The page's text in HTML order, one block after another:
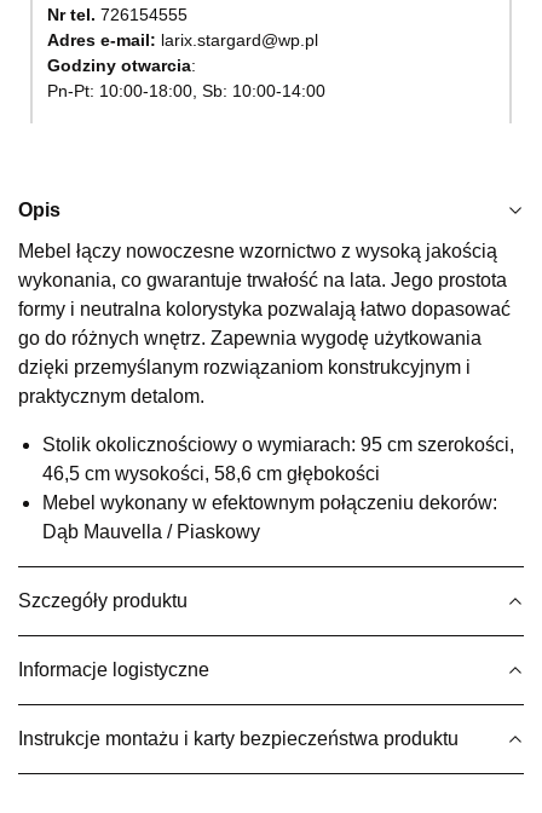
Nr tel. 726154555
Adres e-mail: larix.stargard@wp.pl
Godziny otwarcia
Pn-Pt: 10:00-18:00, Sb: 10:00-14:00
SALON MEBLOWY KUBUŚ
Salon meblowy
UL.RZEMIEŚLNICZA 6
66-470 KOSTRZYN NAD ODRĄ
Nr tel.507103199
Godziny otwarcia
Wybierz
SALON MEBLOWY M JAK MEBLE
UL.BASZTOWA 3
76-100 SŁAWNO
Nr tel.502668736
Adres e-mail:pph.catrin@wp.pl
Opis
Mebel łączy nowoczesne wzornictwo z wysoką jakością
wykonania, co gwarantuje trwałość na lata. Jego prostota
formy i neutralna kolorystyka pozwalają łatwo dopasować
go do różnych wnętrz. Zapewnia wygodę użytkowania
dzięki przemyślanym rozwiązaniom konstrukcyjnym i
praktycznym detalom.
Stolik okolicznościowy o wymiarach: 95 cm szerokości,
46,5 cm wysokości, 58,6 cm głębokości
Mebel wykonany w efektownym połączeniu dekorów:
Dąb Mauvella / Piaskowy
Szczegóły produktu
Informacje logistyczne
Instrukcje montażu i karty bezpieczeństwa produktu